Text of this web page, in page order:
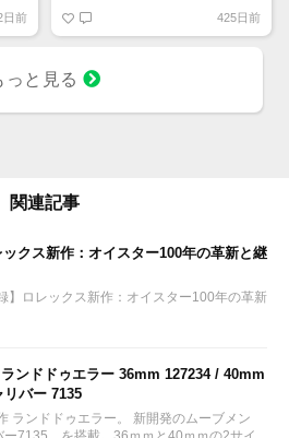
日前 425日前
っと見る
関連記事
クス新作：オイスター100年の革新と継
】ロレックス新作：オイスター100年の革新
ンドドゥエラー 36mm 127234 / 40mm
リバー 7135
ランドドゥエラー。 新開発のムーブメン